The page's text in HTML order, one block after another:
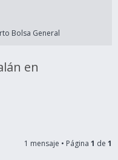
Bolsa General
en
1 mensaje • Página 1 de 1